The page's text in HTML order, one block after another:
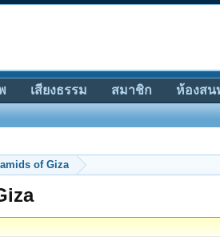
of Giza
เสียงธรรม สมาชิก ห้องสน